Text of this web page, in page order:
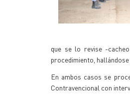
que se lo revise -
procedimiento,
En ambos casos se
Contravencional con